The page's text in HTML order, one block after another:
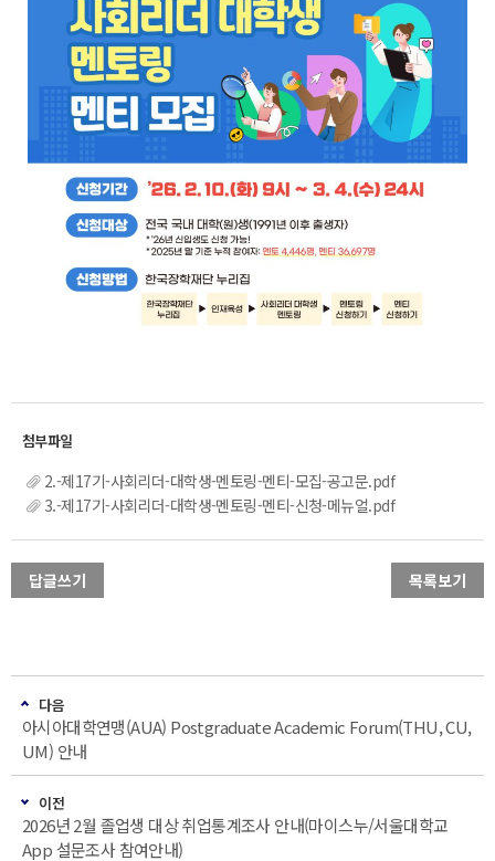
2.-제17기-사회리더-대학생-멘토링-멘티-모집-공고문.pdf
3.-제17기-사회리더-대학생-멘토링-멘티-신청-메뉴얼.pdf
답글쓰기 목록보기
다음
아시아대학연맹(AUA) Postgraduate Academic Forum(THU, CU,
UM) 안내
이전
2026년 2월 졸업생 대상 취업통계조사 안내(마이스누/서울대학교
App 설문조사 참여안내)